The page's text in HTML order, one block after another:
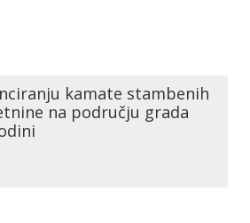
kamate stambenih
na području grada